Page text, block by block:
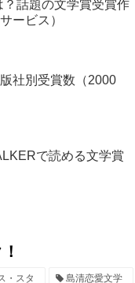
話題の文学賞受賞作
ービス）
社別受賞数（2000
で読める文学賞
・スタ 島清恋愛文学